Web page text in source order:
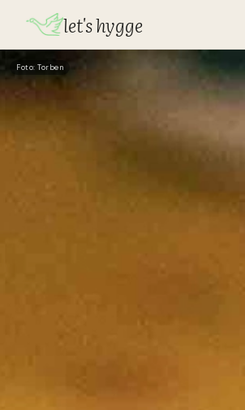
let's hygge
Foto: Torben